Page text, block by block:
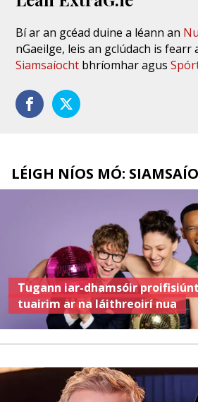
Bí ar an gcéad duine a léann an
nGaeilge, leis an gclúdach is fearr
Siamsaíocht bhríomhar agus
LÉIGH NÍOS MÓ:
Tugann iar-dhamsóir
tuairim ar na láithreoirí nua